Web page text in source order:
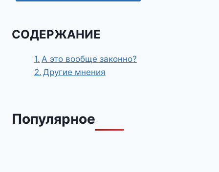
СОДЕРЖАНИЕ
А это вообще законно?
Другие мнения
Популярное